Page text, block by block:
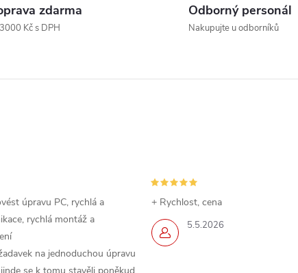
zdarma
Kč s DPH
Odborný personál
Nakupujte u odborníků
úpravu PC, rychlá a
rychlá montáž a
na jednoduchou úpravu
5.5.2026
+ Rychlost, cena